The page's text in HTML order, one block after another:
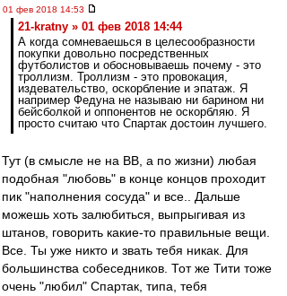
01 фев 2018 14:53
21-kratny » 01 фев 2018 14:44
А когда сомневаешься в целесообразности
покупки довольно посредственных
футболистов и обосновываешь почему - это
троллизм. Троллизм - это провокация,
издевательство, оскорбление и эпатаж. Я
например Федуна не называю ни барином ни
бейсболкой и оппонентов не оскорбляю. Я
просто считаю что Спартак достоин лучшего.
Тут (в смысле не на ВВ, а по жизни) любая
подобная "любовь" в конце концов проходит
пик "наполнения сосуда" и все.. Дальше
можешь хоть залюбиться, выпрыгивая из
штанов, говорить какие-то правильные вещи.
Все. Ты уже никто и звать тебя никак. Для
большинства собеседников. Тот же Тити тоже
очень "любил" Спартак, типа, тебя